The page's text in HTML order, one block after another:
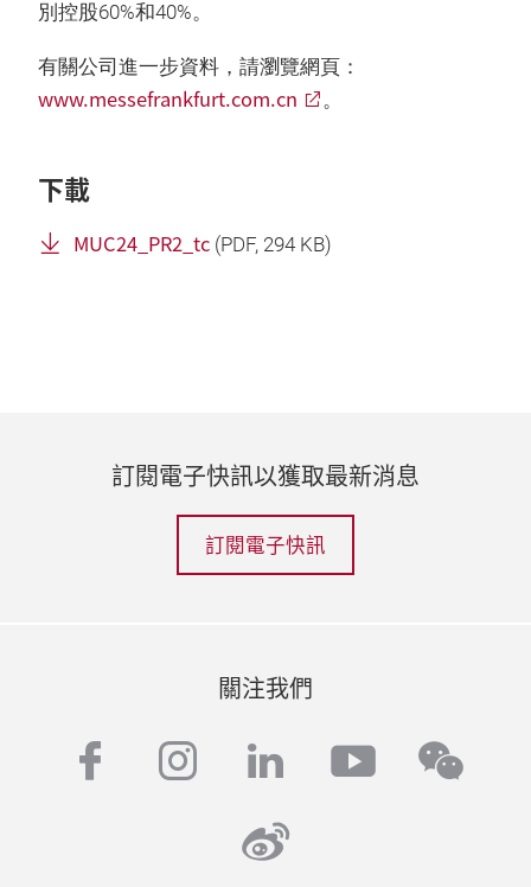
別控股60%和40%。
有關公司進一步資料，請瀏覽網頁：
www.messefrankfurt.com.cn 。
下載
MUC24_PR2_tc (PDF, 294 KB)
訂閱電子快訊以獲取最新消息
訂閱電子快訊
關注我們
facebook
instagram
linkedinyoutube
weibo